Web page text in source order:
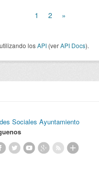
1 2 »
losAPI (verAPI Docs).
Sociales Ayuntamiento